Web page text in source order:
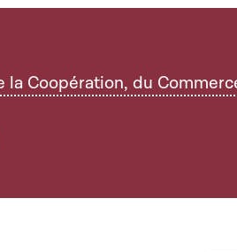
Coopération, du